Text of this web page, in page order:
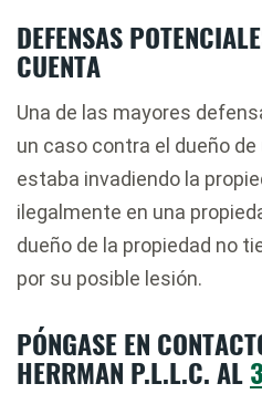
DEFENSAS
CUENTA
Una de las mayores
un caso contra el dueño de
estaba invadiendo la
ilegalmente en una
dueño de la propiedad no
por su posible lesión.
PÓNGASE EN
HERRMAN P.L.L.C. AL